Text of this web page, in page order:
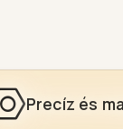
Precíz és